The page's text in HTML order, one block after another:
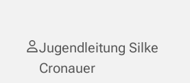
Jugendleitung Silke
Cronauer